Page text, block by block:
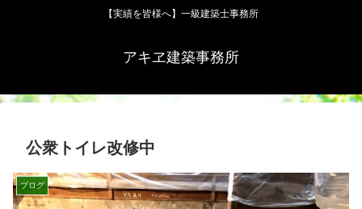
【実績を皆様へ】一級建築士事務所
アキヱ建築事務所
公衆トイレ改修中
ブログ